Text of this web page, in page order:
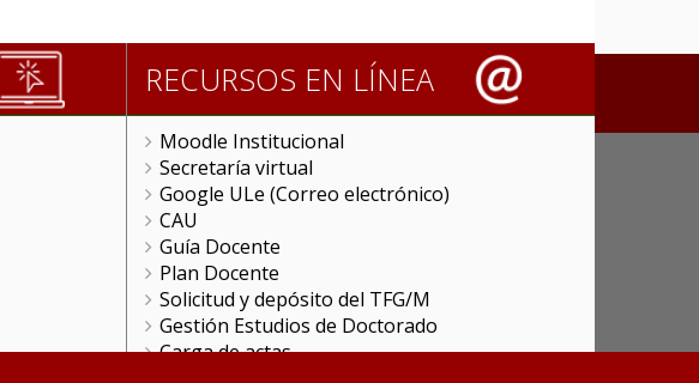
RECURSOS EN LÍNEA
Moodle Institucional
Secretaría virtual
Google ULe (Correo electrónico)
CAU
Guía Docente
Plan Docente
Solicitud y depósito del TFG/M
Gestión Estudios de Doctorado
Carga de actas